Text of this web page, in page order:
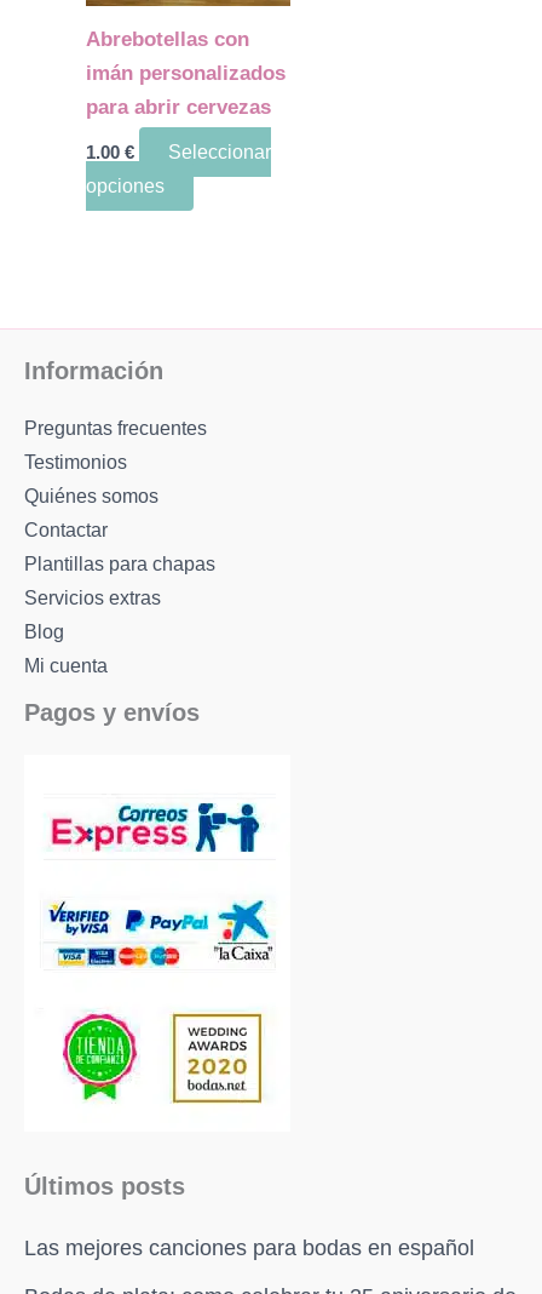
Abrebotellas con
imán personalizados
para abrir cervezas
1.00 €
Seleccionar
opciones
elegir
en
Información
Preguntas frecuentes
Testimonios
Quiénes somos
Contactar
Plantillas para chapas
Servicios extras
Blog
Mi cuenta
Pagos y envíos
Últimos posts
Las mejores canciones para bodas en español